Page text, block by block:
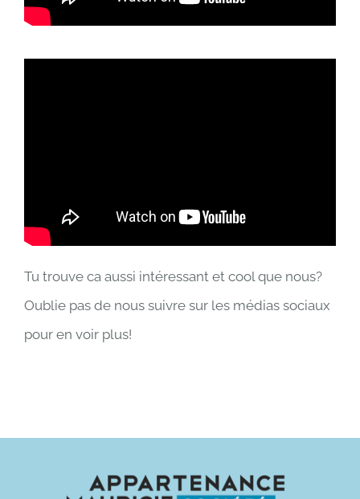
Tu trouve ca aussi intéressant et cool que nous?
Oublie pas de nous suivre sur les médias sociaux
pour en voir plus!